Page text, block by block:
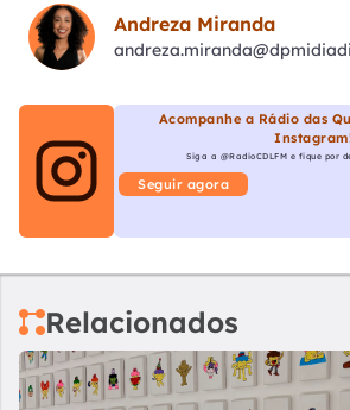
Andreza Miranda
Acompanhe a Rádio das
Siga a @RadioCDLFM e fique por
Seguir agora
Relacionados